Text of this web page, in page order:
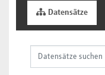
Datensätze